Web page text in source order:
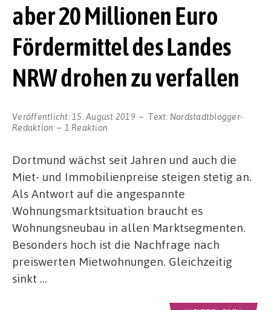
aber 20 Millionen Euro
Fördermittel des Landes
NRW drohen zu verfallen
Veröffentlicht: 15. August 2019 Text: Nordstadtblogger-
Redaktion
1 Reaktion
Dortmund wächst seit Jahren und auch die
Miet- und Immobilienpreise steigen stetig an.
Als Antwort auf die angespannte
Wohnungsmarktsituation braucht es
Wohnungsneubau in allen Marktsegmenten.
Besonders hoch ist die Nachfrage nach
preiswerten Mietwohnungen. Gleichzeitig
sinkt …